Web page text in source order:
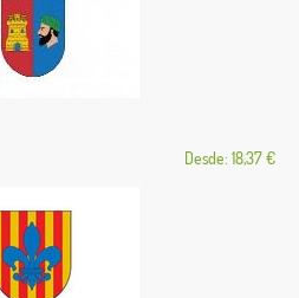
Desde: 18,37 €